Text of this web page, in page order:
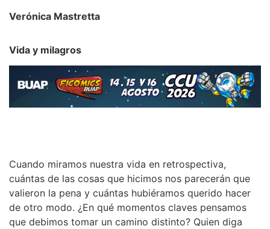
Verónica Mastretta
Vida y milagros
Cuando miramos nuestra vida en retrospectiva,
cuántas de las cosas que hicimos nos parecerán que
valieron la pena y cuántas hubiéramos querido hacer
de otro modo. ¿En qué momentos claves pensamos
que debimos tomar un camino distinto? Quien diga